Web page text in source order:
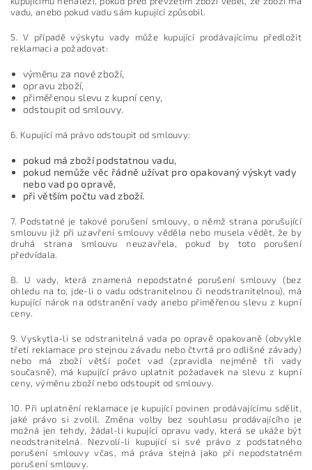
vadu, anebo pokud vadu sám kupující způsobil.
5. V případě výskytu vady může kupující prodávajícímu předložit
reklamaci a požadovat:
výměnu za nové zboží,
opravu zboží,
přiměřenou slevu z kupní ceny,
odstoupit od smlouvy.
6. Kupující má právo odstoupit od smlouvy:
pokud má zboží podstatnou vadu,
pokud nemůže věc řádně užívat pro opakovaný výskyt vady
nebo vad po opravě,
při větším počtu vad zboží.
7. Podstatné je takové porušení smlouvy, o němž strana porušující
smlouvu již při uzavření smlouvy věděla nebo musela vědět, že by
druhá strana smlouvu neuzavřela, pokud by toto porušení
předvídala.
8. U vady, která znamená nepodstatné porušení smlouvy (bez
ohledu na to, jde-li o vadu odstranitelnou či neodstranitelnou), má
kupující nárok na odstranění vady anebo přiměřenou slevu z kupní
ceny.
9. Vyskytla-li se odstranitelná vada po opravě opakovaně (obvykle
třetí reklamace pro stejnou závadu nebo čtvrtá pro odlišné závady)
nebo má zboží větší počet vad (zpravidla nejméně tři vady
současně), má kupující právo uplatnit požadavek na slevu z kupní
ceny, výměnu zboží nebo odstoupit od smlouvy.
10. Při uplatnění reklamace je kupující povinen prodávajícímu sdělit,
jaké právo si zvolil. Změna volby bez souhlasu prodávajícího je
možná jen tehdy, žádal-li kupující opravu vady, která se ukáže být
neodstranitelná. Nezvolí-li kupující si své právo z podstatného
porušení smlouvy včas, má práva stejná jako při nepodstatném
porušení smlouvy.